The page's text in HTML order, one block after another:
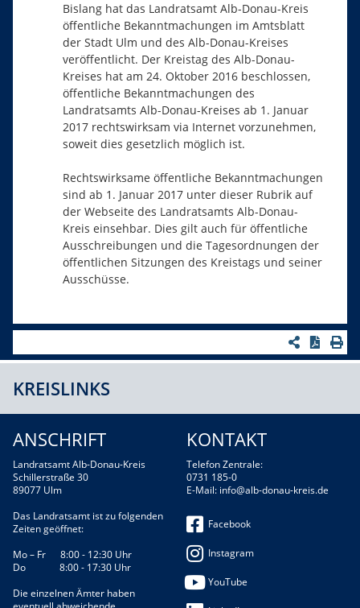
Bislang hat das Landratsamt Alb-Donau-Kreis
öffentliche Bekanntmachungen im Amtsblatt
der Stadt Ulm und des Alb-Donau-Kreises
veröffentlicht. Der Kreistag des Alb-Donau-
Kreises hat am 24. Oktober 2016 beschlossen,
öffentliche Bekanntmachungen des
Landratsamts Alb-Donau-Kreises ab 1. Januar
2017 rechtswirksam via Internet vorzunehmen,
soweit dies gesetzlich möglich ist.
Rechtswirksame öffentliche Bekanntmachungen
sind ab 1. Januar 2017 unter dieser Rubrik auf
der Webseite des Landratsamts Alb-Donau-
Kreis einsehbar. Dies gilt auch für öffentliche
Ausschreibungen und die Tagesordnungen der
öffentlichen Sitzungen des Kreistags und seiner
Ausschüsse.
KREISLINKS
ANSCHRIFT
Landratsamt Alb-Donau-Kreis
Schillerstraße 30
89077 Ulm
Das Landratsamt ist zu folgenden
Zeiten geöffnet:
Mo – Fr 8:00 - 12:30 Uhr
Do 8:00 - 17:30 Uhr
Die einzelnen Ämter haben
KONTAKT
Telefon Zentrale:
0731 185-0
E-Mail: info@alb-donau-kreis.de
Facebook
Instagram
YouTube